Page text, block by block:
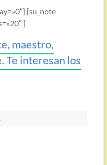
[su_note
]
maestro,
Te interesan los